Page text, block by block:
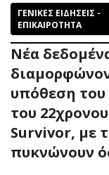
ΓΕΝΙΚΕΣ ΕΙΔΗΣΕΙΣ -
ΕΠΙΚΑΙΡΟΤΗΤΑ
Νέα
υπόθεση
του
Survivor, με
πυκνώνουν